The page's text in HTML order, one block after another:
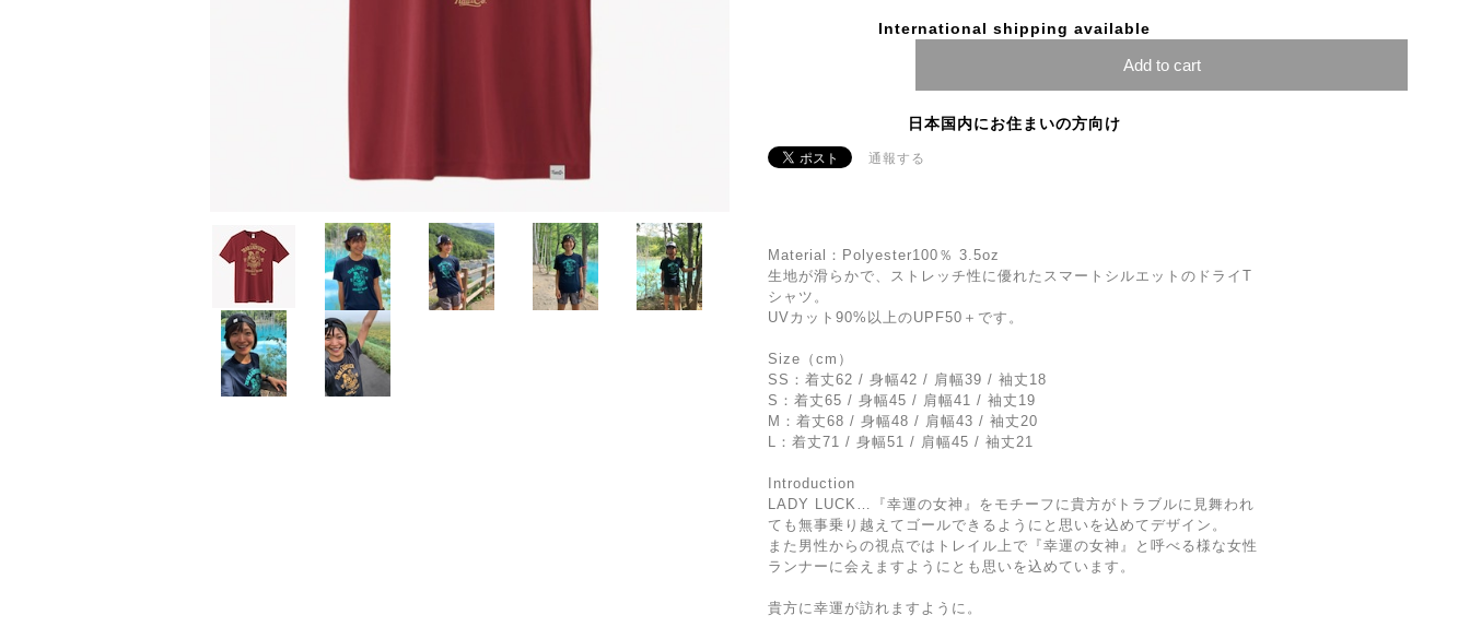
International shipping available
Add to cart
日本国内にお住まいの方向け
通報する
Material：Polyester100％ 3.5oz
生地が滑らかで、ストレッチ性に優れたスマートシルエットのドライT
シャツ。
UVカット90%以上のUPF50＋です。
Size（cm）
SS：着丈62 / 身幅42 / 肩幅39 / 袖丈18
S：着丈65 / 身幅45 / 肩幅41 / 袖丈19
M：着丈68 / 身幅48 / 肩幅43 / 袖丈20
L：着丈71 / 身幅51 / 肩幅45 / 袖丈21
Introduction
LADY LUCK…『幸運の女神』をモチーフに貴方がトラブルに見舞われ
ても無事乗り越えてゴールできるようにと思いを込めてデザイン。
また男性からの視点ではトレイル上で『幸運の女神』と呼べる様な女性
ランナーに会えますようにとも思いを込めています。
貴方に幸運が訪れますように。